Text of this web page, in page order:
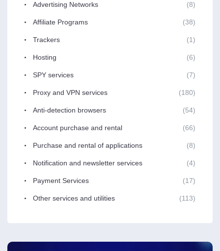
Advertising Networks (8)
Affiliate Programs (38)
Trackers (1)
Hosting (6)
SPY services (7)
Proxy and VPN services (180)
Anti-detection browsers (54)
Account purchase and rental (66)
Purchase and rental of applications (8)
Notification and newsletter services (4)
Payment Services (17)
Other services and utilities (113)